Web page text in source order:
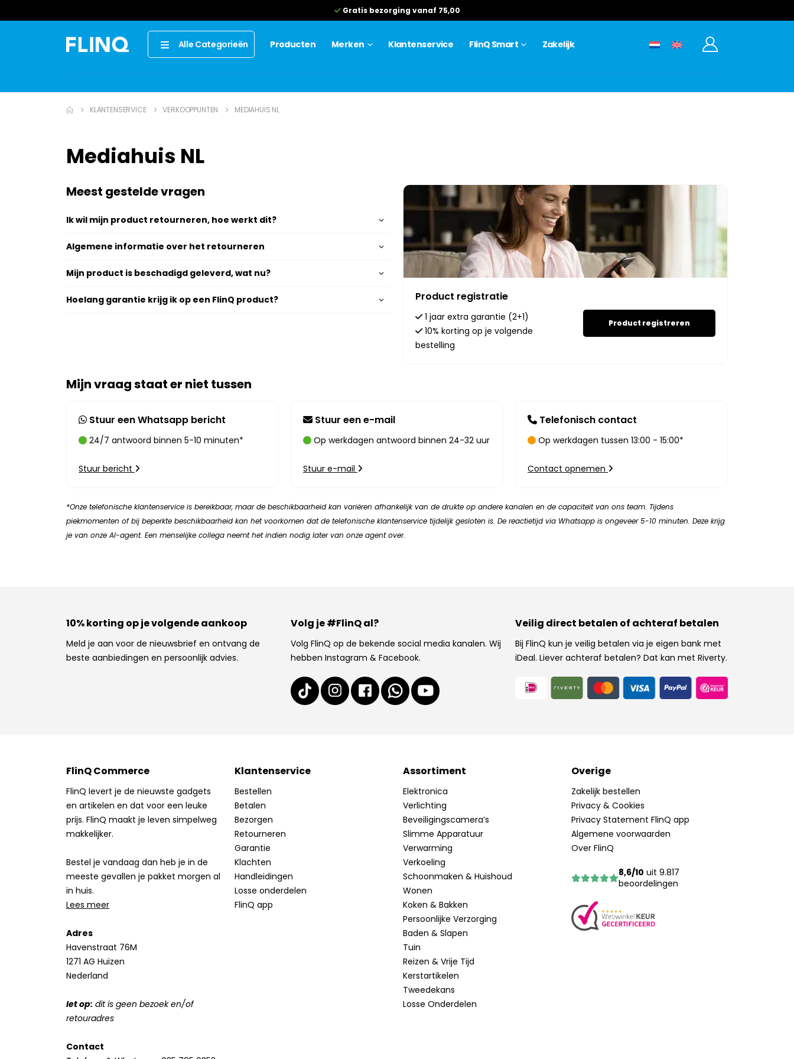
Gratis bezorging vanaf 75,00
Alle Categorieën Producten Merken Klantenservice FlinQ Smart Zakelijk
KLANTENSERVICE VERKOOPPUNTEN MEDIAHUIS NL
Mediahuis NL
Meest gestelde vragen
Ik wil mijn product retourneren, hoe werkt dit?
Algemene informatie over het retourneren
Mijn product is beschadigd geleverd, wat nu?
Hoelang garantie krijg ik op een FlinQ product? Product registratie
1 jaar extra garantie (2+1)
10% korting op je volgende
bestelling
Product registreren
Mijn vraag staat er niet tussen
Stuur een Whatsapp bericht
24/7 antwoord binnen 5-10 minuten*
Stuur bericht
Stuur een e-mail
Op werkdagen antwoord binnen 24-32 uur
Stuur e-mail
Telefonisch contact
Op werkdagen tussen 13:00 - 15:00*
Contact opnemen
*Onze telefonische klantenservice is bereikbaar, maar de beschikbaarheid kan variëren afhankelijk van de drukte op andere kanalen en de capaciteit van ons team. Tijdens
piekmomenten of bij beperkte beschikbaarheid kan het voorkomen dat de telefonische klantenservice tijdelijk gesloten is. De reactietijd via Whatsapp is ongeveer 5-10 minuten. Deze krijg
je van onze AI-agent. Een menselijke collega neemt het indien nodig later van onze agent over.
10% korting op je volgende aankoop
Meld je aan voor de nieuwsbrief en ontvang de
beste aanbiedingen en persoonlijk advies.
Volg je #FlinQ al?
Volg FlinQ op de bekende social media kanalen. Wij
hebben Instagram & Facebook.
Veilig direct betalen of achteraf betalen
Bij FlinQ kun je veilig betalen via je eigen bank met
iDeal. Liever achteraf betalen? Dat kan met Riverty.
FlinQ Commerce
FlinQ levert je de nieuwste gadgets
en artikelen en dat voor een leuke
prijs. FlinQ maakt je leven simpelweg
makkelijker.
Bestel je vandaag dan heb je in de
meeste gevallen je pakket morgen al
in huis.
Lees meer
Adres
Havenstraat 76M
1271 AG Huizen
Nederland
let op: dit is geen bezoek en/of
retouradres
Contact
Klantenservice
Bestellen
Betalen
Bezorgen
Retourneren
Garantie
Klachten
Handleidingen
Losse onderdelen
FlinQ app
Assortiment
Elektronica
Verlichting
Beveiligingscamera’s
Slimme Apparatuur
Verwarming
Verkoeling
Schoonmaken & Huishoud
Wonen
Koken & Bakken
Persoonlijke Verzorging
Baden & Slapen
Tuin
Reizen & Vrije Tijd
Kerstartikelen
Tweedekans
Losse Onderdelen
Overige
Zakelijk bestellen
Privacy & Cookies
Privacy Statement FlinQ app
Algemene voorwaarden
Over FlinQ
8,6/10 uit 9.817
beoordelingen